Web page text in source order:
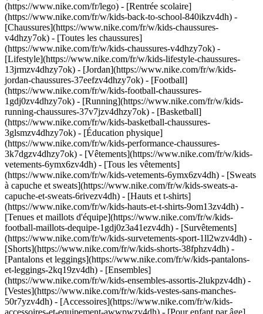
(https://www.nike.com/fr/lego) - [Rentrée scolaire]
(https://www.nike.com/fr/w/kids-back-to-school-840ikzv4dh) -
[Chaussures](https://www.nike.com/fr/w/kids-chaussures-
v4dhzy7ok) - [Toutes les chaussures]
(https://www.nike.com/fr/w/kids-chaussures-v4dhzy7ok) -
[Lifestyle](https://www.nike.com/fr/w/kids-lifestyle-chaussures-
13jrmzv4dhzy7ok) - [Jordan](https://www.nike.com/fr/w/kids-
jordan-chaussures-37eefzv4dhzy7ok) - [Football]
(https://www.nike.com/fr/w/kids-football-chaussures-
1gdj0zv4dhzy7ok) - [Running](https://www.nike.com/fr/w/kids-
running-chaussures-37v7jzv4dhzy7ok) - [Basketball]
(https://www.nike.com/fr/w/kids-basketball-chaussures-
3glsmzv4dhzy7ok) - [Éducation physique]
(https://www.nike.com/fr/w/kids-performance-chaussures-
3k7dgzv4dhzy7ok) - [Vêtements](https://www.nike.com/fr/w/kids-
vetements-6ymx6zv4dh) - [Tous les vêtements]
(https://www.nike.com/fr/w/kids-vetements-6ymx6zv4dh) - [Sweats
à capuche et sweats](https://www.nike.com/fr/w/kids-sweats-a-
capuche-et-sweats-6rivezv4dh) - [Hauts et t-shirts]
(https://www.nike.com/fr/w/kids-hauts-et-t-shirts-9om13zv4dh) -
[Tenues et maillots d'équipe](https://www.nike.com/fr/w/kids-
football-maillots-dequipe-1gdj0z3a41ezv4dh) - [Survêtements]
(https://www.nike.com/fr/w/kids-survetements-sport-1ll2wzv4dh) -
[Shorts](https://www.nike.com/fr/w/kids-shorts-38fphzv4dh) -
[Pantalons et leggings](https://www.nike.com/fr/w/kids-pantalons-
et-leggings-2kq19zv4dh) - [Ensembles]
(https://www.nike.com/fr/w/kids-ensembles-assortis-2lukpzv4dh) -
[Vestes](https://www.nike.com/fr/w/kids-vestes-sans-manches-
50r7yzv4dh) - [Accessoires](https://www.nike.com/fr/w/kids-
accessoires-et-equipement-awwpwzv4dh) - [Pour enfant par âge]